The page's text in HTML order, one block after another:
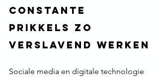
constante
prikkels zo
verslavend werken
Sociale media en digitale technologie